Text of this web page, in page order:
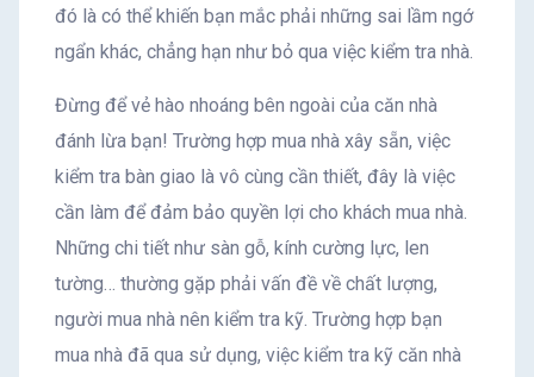
đó là có thể khiến bạn mắc phải những sai lầm ngớ
ngẩn khác, chẳng hạn như bỏ qua việc kiểm tra nhà.
Đừng để vẻ hào nhoáng bên ngoài của căn nhà
đánh lừa bạn! Trường hợp mua nhà xây sẵn, việc
kiểm tra bàn giao là vô cùng cần thiết, đây là việc
cần làm để đảm bảo quyền lợi cho khách mua nhà.
Những chi tiết như sàn gỗ, kính cường lực, len
tường… thường gặp phải vấn đề về chất lượng,
người mua nhà nên kiểm tra kỹ. Trường hợp bạn
mua nhà đã qua sử dụng, việc kiểm tra kỹ căn nhà